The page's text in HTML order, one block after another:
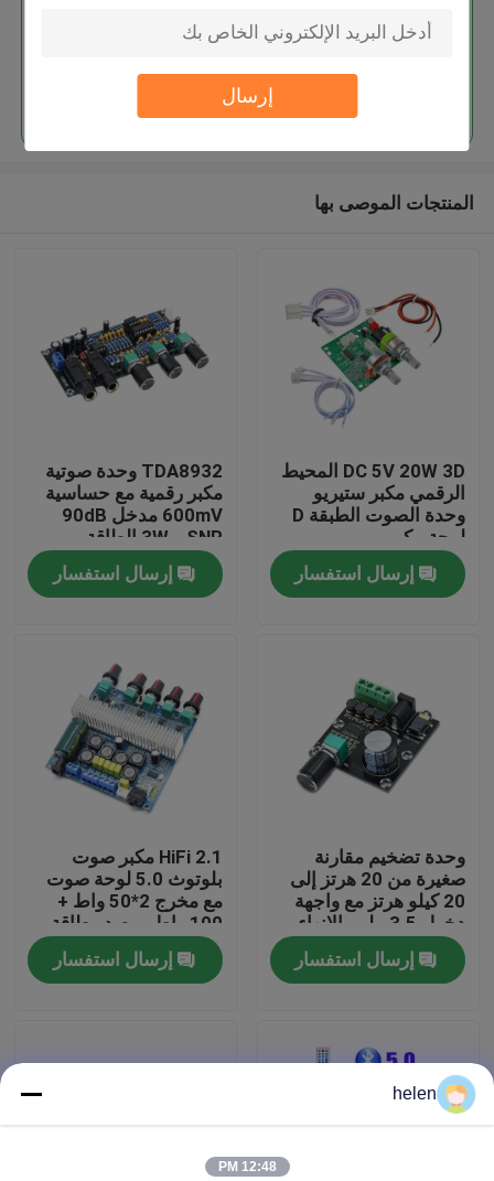
إرسال
الصفحة الرئيسية
معلومات عنا
جولة في المصنع
اتصل بنا
أخبار
مدونة
المنتجات الموصى بها
DC 5V 20W 3D المحيط
الرقمي مكبر ستيريو
وحدة الصوت الطبقة D
لوحة مكبر
إرسال استفسار
TDA8932 وحدة صوتية
مكبر رقمية مع حساسية
600mV مدخل 90dB
SNR و 3W الطاقة
الخارجة
إرسال استفسار
وحدة تضخيم مقارنة
صغيرة من 20 هرتز إلى
20 كيلو هرتز مع واجهة
دخول 3.5 ملم والإنهاء
الفضي
إرسال استفسار
2.1 HiFi مكبر صوت
بلوتوث 5.0 لوحة صوت
مع مخرج 2*50 واط +
100 واط ومصدر طاقة
DC12 ~ 24 فولت
إرسال استفسار
helen
12:48 PM